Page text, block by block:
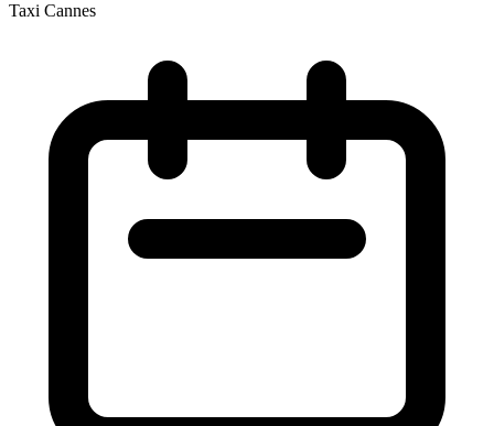
Taxi Cannes